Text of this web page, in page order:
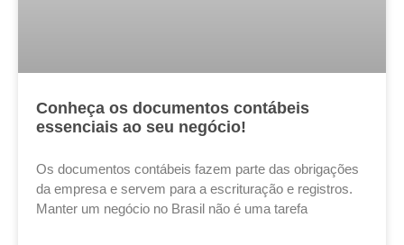
Conheça os documentos contábeis
essenciais ao seu negócio!
Os documentos contábeis fazem parte das obrigações
da empresa e servem para a escrituração e registros.
Manter um negócio no Brasil não é uma tarefa